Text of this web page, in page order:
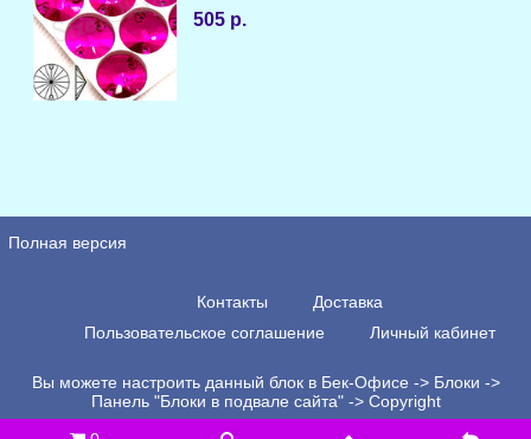
505 р.
Полная версия
Контакты
Доставка
Пользовательское соглашение
Личный кабинет
Вы можете настроить данный блок в Бек-Офисе -> Блоки ->
Панель "Блоки в подвале сайта" -> Copyright